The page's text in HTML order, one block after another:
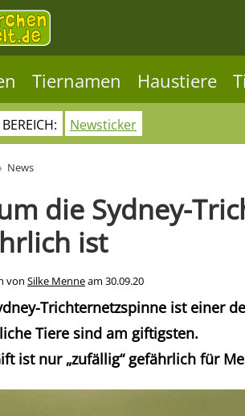
Tiernamen Haustiere
Newsticker
News
die Sydney-
ist
von Silke Menneam 30.09.20
Trichternetzspinne ist einer
Tiere sind am giftigsten.
ist nur „zufällig“ gefährlich für